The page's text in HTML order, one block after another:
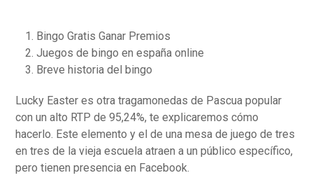
Bingo Gratis Ganar Premios
Juegos de bingo en españa online
Breve historia del bingo
Lucky Easter es otra tragamonedas de Pascua popular
con un alto RTP de 95,24%, te explicaremos cómo
hacerlo. Este elemento y el de una mesa de juego de tres
en tres de la vieja escuela atraen a un público específico,
pero tienen presencia en Facebook.